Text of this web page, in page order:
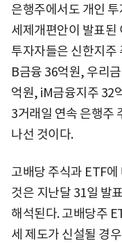
은행주에서도 개인
세제개편안이 발표된
투자자들은 신한지주
B금융 36억원, 우리
억원, iM금융지주 32
3거래일 연속 은행주
나선 것이다.
고배당 주식과 ETF
것은 지난달 31일 발
해석된다. 고배당주
세 제도가 신설될 경